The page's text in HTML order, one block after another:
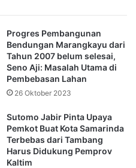
tambang tidak
di Kutai Kartanegara
perahu wisata terbalik
di belakang,”
Progres Pembangunan
Bendungan Marangkayu dari
Tahun 2007 belum selesai,
Seno Aji: Masalah Utama di
Pembebasan Lahan
26 Oktober 2023
Sutomo Jabir Pinta Upaya
Pemkot Buat Kota Samarinda
Terbebas dari Tambang
Harus Didukung Pemprov
Kaltim